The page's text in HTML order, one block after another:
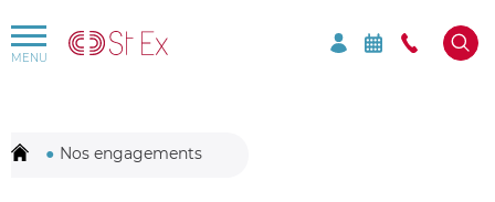
Nos engagements